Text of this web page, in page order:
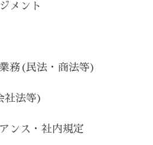
メント
務(民法・商法等)
社法等)
ンス・社内規定